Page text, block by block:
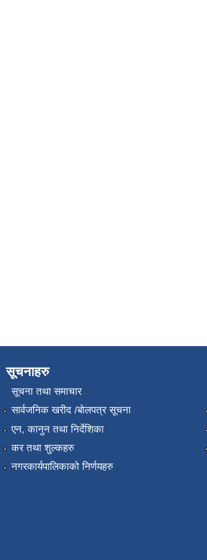
सूचनाहरु
सूचना तथा समाचार
सार्वजनिक खरीद /बोलपत्र सूचना
एन, कानुन तथा निर्देशिका
कर तथा शुल्कहरु
नगरकार्यपालिकाको निर्णयहरु